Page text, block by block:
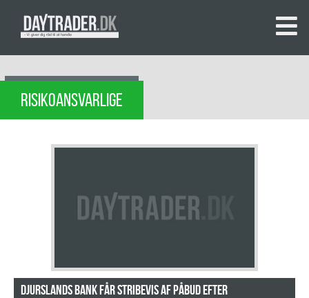
RISIKOANSVARLIGE
Djurslands Bank får stribevis af påbud efter